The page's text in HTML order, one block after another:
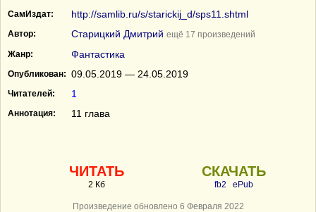
СамИздат: http://samlib.ru/s/starickij_d/sps11.shtml
Автор: Старицкий Дмитрий ещё 17 произведений
Жанр:
Фантастика
Опубликован: 09.05.2019 — 24.05.2019
Читателей: 1
Аннотация: 11 глава
ЧИТАТЬ
2 Кб
СКАЧАТЬ
fb2 ePub
Произведение обновлено 6 Февраля 2022